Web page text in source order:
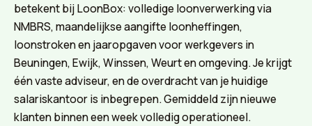
betekent bij LoonBox: volledige loonverwerking via
NMBRS, maandelijkse aangifte loonheffingen,
loonstroken en jaaropgaven voor werkgevers in
Beuningen, Ewijk, Winssen, Weurt en omgeving. Je krijgt
één vaste adviseur, en de overdracht van je huidige
salariskantoor is inbegrepen. Gemiddeld zijn nieuwe
klanten binnen een week volledig operationeel.